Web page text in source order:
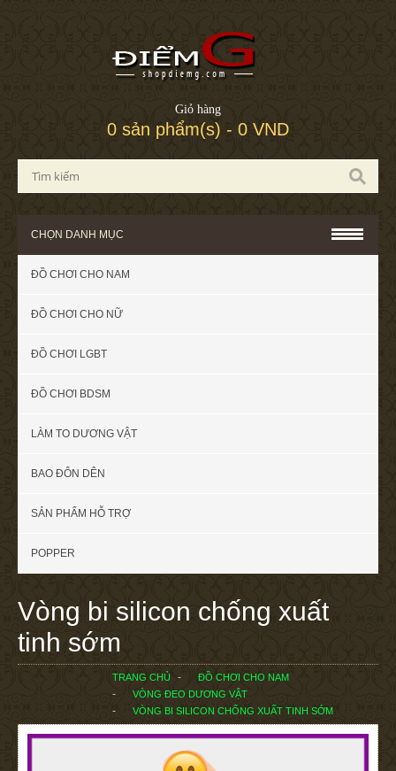
Giỏ hàng
0 sản phẩm(s) - 0 VND
CHỌN DANH MỤC
ĐỒ CHƠI CHO NAM
ĐỒ CHƠI CHO NỮ
ĐỒ CHƠI LGBT
ĐỒ CHƠI BDSM
LÀM TO DƯƠNG VẬT
BAO ĐÔN DÊN
SẢN PHẨM HỖ TRỢ
POPPER
Vòng bi silicon chống xuất
tinh sớm
TRANG CHỦ
ĐỒ CHƠI CHO NAM
VÒNG ĐEO DƯƠNG VẬT
VÒNG BI SILICON CHỐNG XUẤT TINH SỚM